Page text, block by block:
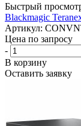
Быстрый
Blackmagic
Артикул:
Цена по запросу
-
В корзину
Оставить заявку